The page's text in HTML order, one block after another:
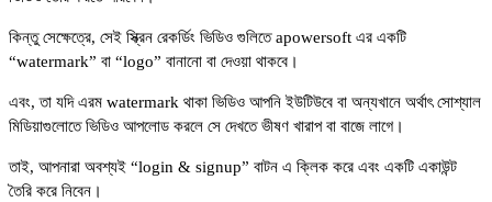
কিন্তু সেক্ষেত্রে, সেই স্ক্রিন রেকর্ডিং ভিডিও গুলিতে apowersoft এর একটি
“watermark” বা “logo” বানানো বা দেওয়া থাকবে।
এবং, তা যদি এরম watermark থাকা ভিডিও আপনি ইউটিউবে বা অন্যখানে অর্থাৎ সোশ্যাল
মিডিয়াগুলোতে ভিডিও আপলোড করলে সে দেখতে ভীষণ খারাপ বা বাজে লাগে।
তাই, আপনারা অবশ্যই “login & signup” বাটন এ ক্লিক করে এবং একটি একাউন্ট
তৈরি করে নিবেন।